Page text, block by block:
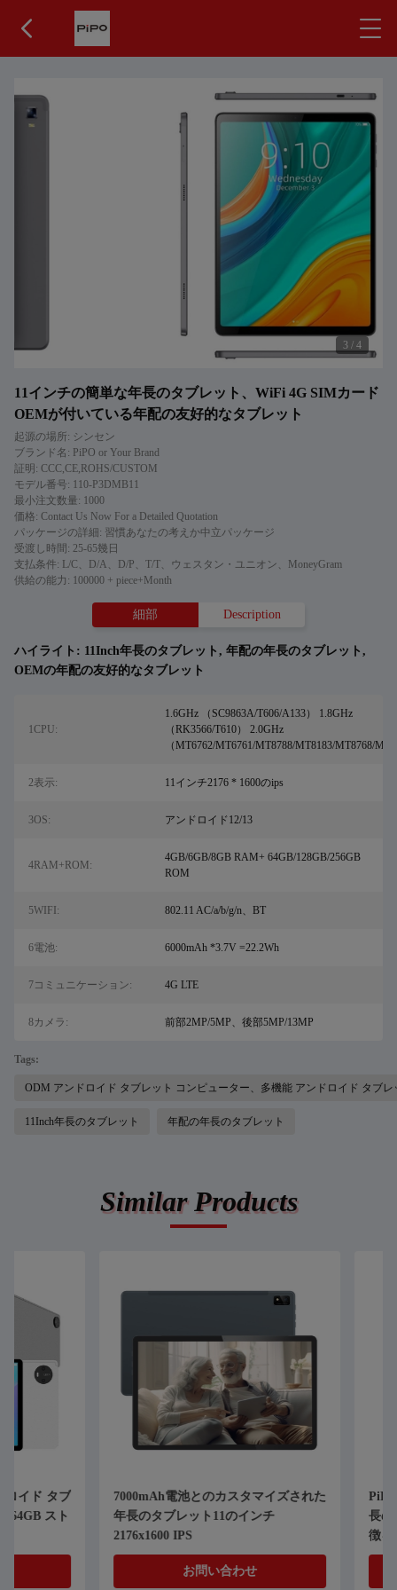
3 / 4
11インチの簡単な年長のタブレット、WiFi 4G SIMカード
OEMが付いている年配の友好的なタブレット
起源の場所: シンセン
ブランド名: PiPO or Your Brand
証明: CCC,CE,ROHS/CUSTOM
モデル番号: 110-P3DMB11
最小注文数量: 1000
価格: Contact Us Now For a Detailed Quotation
パッケージの詳細: 習慣あなたの考えか中立パッケージ
受渡し時間: 25-65幾日
支払条件: L/C、D/A、D/P、T/T、ウェスタン・ユニオン、MoneyGram
供給の能力: 100000 + piece+Month
細部 Description
ハイライト: 11Inch年長のタブレット , 年配の年長のタブレット ,
OEMの年配の友好的なタブレット
1CPU:
1.6GHz （SC9863A/T606/A133） 1.8GHz
（RK3566/T610） 2.0GHz
（MT6762/MT6761/MT8788/MT8183/MT8768/
2表示: 11インチ2176 * 1600のips
3OS: アンドロイド12/13
4RAM+ROM:
4GB/6GB/8GB RAM+ 64GB/128GB/256GB
ROM
5WIFI: 802.11 AC/a/b/g/n、BT
6電池: 6000mAh *3.7V =22.2Wh
7コミュニケーション: 4G LTE
8カメラ: 前部2MP/5MP、後部5MP/13MP
Tags:
ODM アンドロイド タブレット コンピューター、多機能 アンドロイド タブ
11Inch年長のタブレット 年配の年長のタブレット
Similar Products
7000mAh電池とのカスタマイズされた
年長のタブレット11のインチ
PiPO 11.6インチの
長のタブレット
徴をもつ2k表示